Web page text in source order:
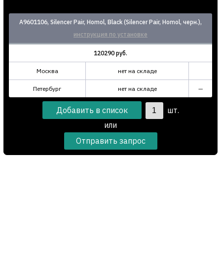
A9601106, Silencer Pair, Homol, Black (Silencer Pair, Homol, черн.),
инструкция по установке
120290 руб.
Москва нет на складе
Петербург нет на складе —
шт.
или
Отправить запрос